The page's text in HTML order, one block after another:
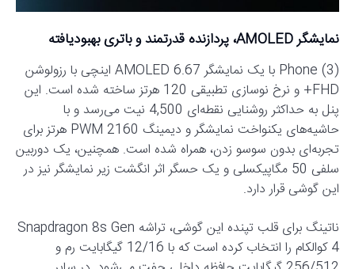
نمایشگر AMOLED، پردازنده قدرتمند و باتری بهبودیافته
Phone (3) با یک نمایشگر AMOLED 6.67 اینچی با رزولوشن
FHD+ و نرخ نوسازی تطبیقی 120 هرتز ساخته شده است. این
پنل به حداکثر روشنایی نقطه‌ای 4,500 نیت می‌رسد و با
حاشیه‌های یکنواخت نمایشگر و دیمینگ PWM 2160 هرتز برای
تجربه‌ای بدون سوسو زدن، همراه شده است. همچنین، یک دوربین
سلفی 50 مگاپیکسلی و یک حسگر اثر انگشت زیر نمایشگر نیز در
این گوشی قرار دارد.
ناتینگ برای قلب تپنده این گوشی، تراشه Snapdragon 8s Gen
4 کوالکام را انتخاب کرده است که با 12/16 گیگابایت رم و